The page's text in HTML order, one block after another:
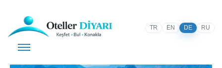
TR EN DE RU